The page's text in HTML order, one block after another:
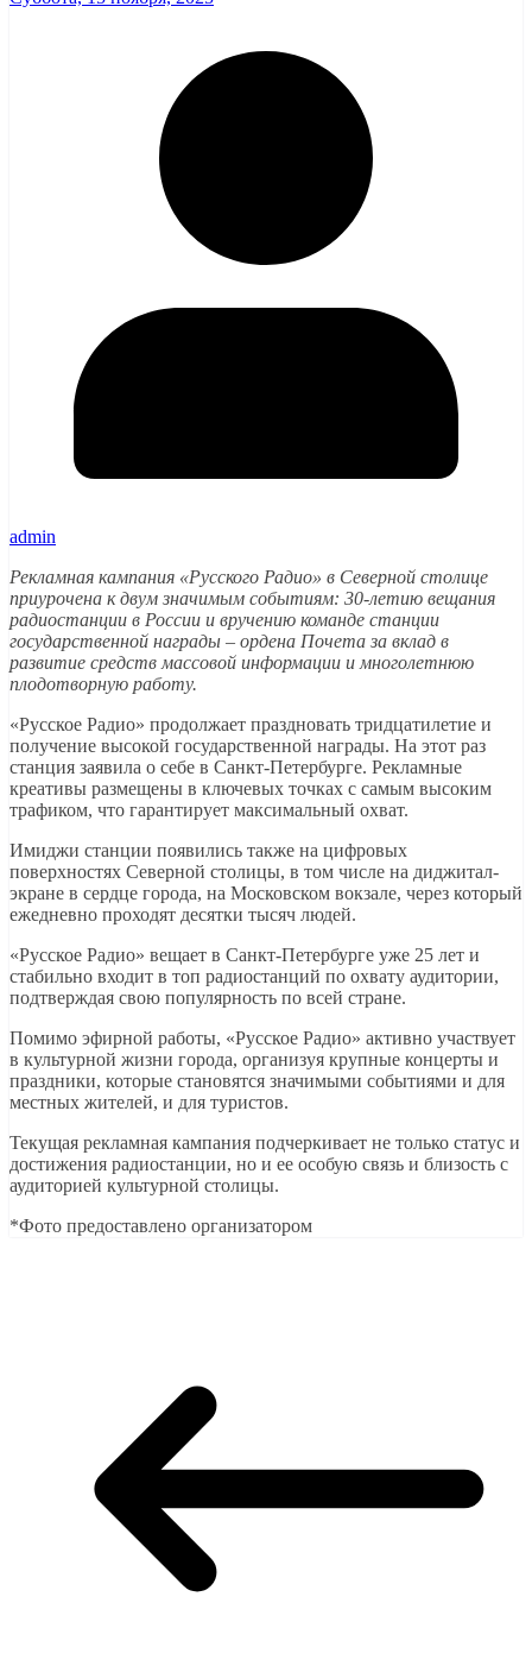
admin
Рекламная кампания «Русского Радио» в Северной столице
приурочена к двум значимым событиям: 30-летию вещания
радиостанции в России и вручению команде станции
государственной награды – ордена Почета за вклад в
развитие средств массовой информации и многолетнюю
плодотворную работу.
«Русское Радио» продолжает праздновать тридцатилетие и
получение высокой государственной награды. На этот раз
станция заявила о себе в Санкт-Петербурге. Рекламные
креативы размещены в ключевых точках с самым высоким
трафиком, что гарантирует максимальный охват.
Имиджи станции появились также на цифровых
поверхностях Северной столицы, в том числе на диджитал-
экране в сердце города, на Московском вокзале, через который
ежедневно проходят десятки тысяч людей.
«Русское Радио» вещает в Санкт-Петербурге уже 25 лет и
стабильно входит в топ радиостанций по охвату аудитории,
подтверждая свою популярность по всей стране.
Помимо эфирной работы, «Русское Радио» активно участвует
в культурной жизни города, организуя крупные концерты и
праздники, которые становятся значимыми событиями и для
местных жителей, и для туристов.
Текущая рекламная кампания подчеркивает не только статус и
достижения радиостанции, но и ее особую связь и близость с
аудиторией культурной столицы.
*Фото предоставлено организатором